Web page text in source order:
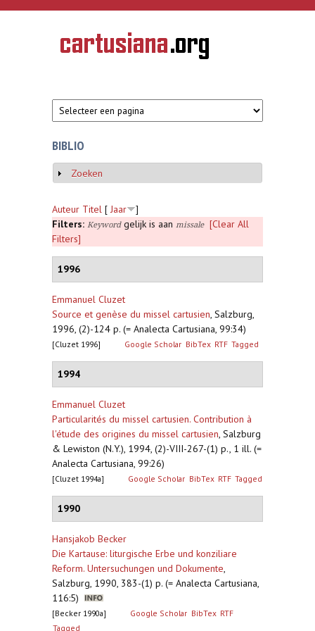
Overslaan en naar de inhoud gaan
CARTUSIANA
Geschiedenis
van de
BIBLIO
Weergeven
Zoeken
Auteur Titel [ Jaar
]
Filters: Keywordgelijk is aan missale
[Clear All
Filters]
1996
Emmanuel Cluzet
Source et genèse du missel cartusien, Salzburg,
1996, (2)-124 p. (= Analecta Cartusiana, 99:34)
[Cluzet 1996] Google Scholar BibTex RTF Tagged
1994
Emmanuel Cluzet
Particularités du missel cartusien. Contribution à
l'étude des origines du missel cartusien, Salzburg
& Lewiston (N.Y.), 1994, (2)-VIII-267-(1) p., 1 ill. (=
Analecta Cartusiana, 99:26)
[Cluzet 1994a] Google Scholar BibTex RTF Tagged
1990
Hansjakob Becker
Die Kartause: liturgische Erbe und konziliare
Reform. Untersuchungen und Dokumente,
Salzburg, 1990, 383-(1) p. (= Analecta Cartusiana,
116:5)
[Becker 1990a] Google Scholar BibTex RTF
Tagged